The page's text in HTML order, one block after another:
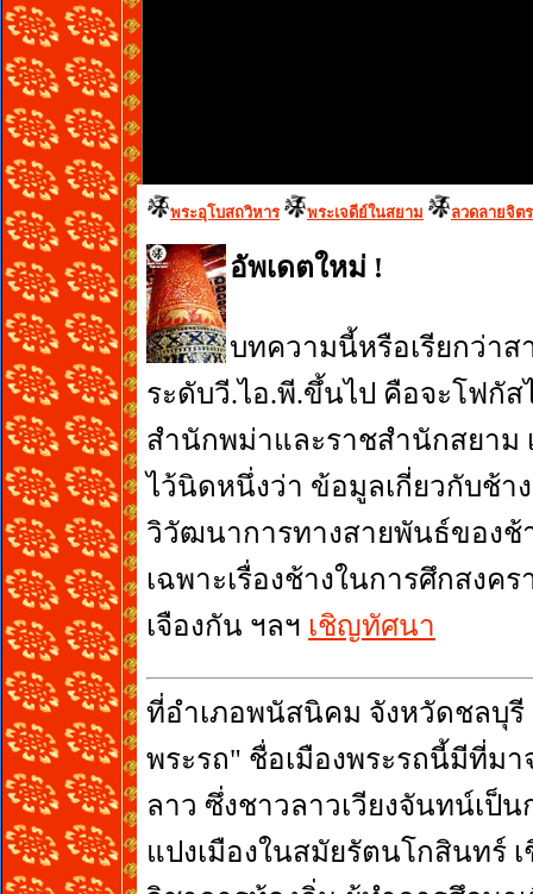
พระอุโบสถวิหาร พระเจดีย์ในสยาม ลวดลายจิต
อัพเดตใหม่ !
บทความนี้หรือเรียกว่าส
ระดับวี.ไอ.พี.ขึ้นไป คือจะโฟกั
สำนักพม่าและราชสำนักสยาม
ไว้นิดหนึ่งว่า ข้อมูลเกี่ยวกับช้า
วิวัฒนาการทางสายพันธ์ของช้
เฉพาะเรื่องช้างในการศึกสง
เจืองกัน ฯลฯ เชิญทัศนา
ที่อำเภอพนัสนิคม จังหวัดชลบุรี
พระรถ" ชื่อเมืองพระรถนี้มีที่
ลาว ซึ่งชาวลาวเวียงจันทน์เป็
แปงเมืองในสมัยรัตนโกสินทร์